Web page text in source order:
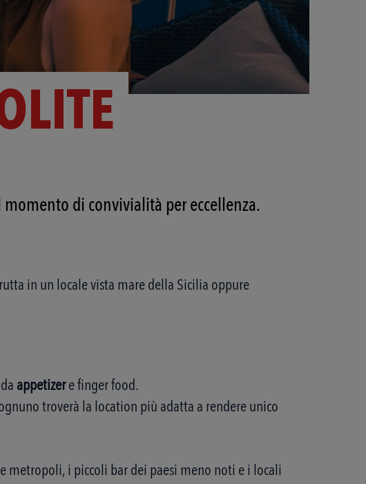
di convivialità per eccellenza.
in un locale vista mare della Sicilia oppure
appetizere finger food.
troverà la location più adatta a rendere unico
metropoli, i piccoli bar dei paesi meno noti e i locali